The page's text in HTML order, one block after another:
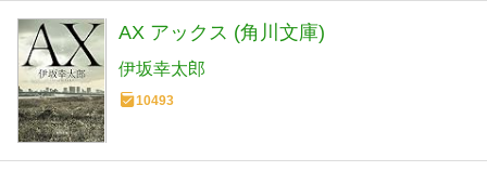
AX アックス (角川文庫)
伊坂幸太郎
10493